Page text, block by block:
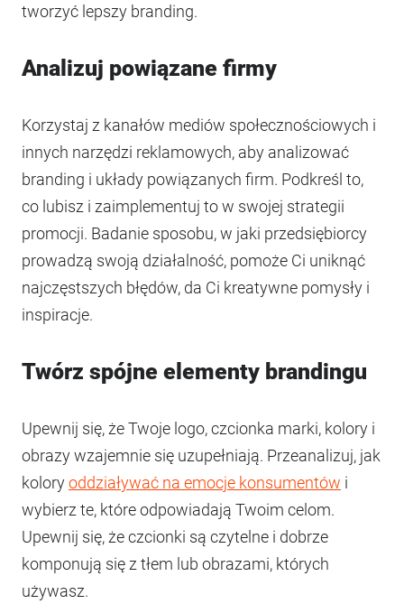
tworzyć lepszy branding.
Analizuj powiązane firmy
Korzystaj z kanałów mediów społecznościowych i
innych narzędzi reklamowych, aby analizować
branding i układy powiązanych firm. Podkreśl to,
co lubisz i zaimplementuj to w swojej strategii
promocji. Badanie sposobu, w jaki przedsiębiorcy
prowadzą swoją działalność, pomoże Ci uniknąć
najczęstszych błędów, da Ci kreatywne pomysły i
inspiracje.
Twórz spójne elementy brandingu
Upewnij się, że Twoje logo, czcionka marki, kolory i
obrazy wzajemnie się uzupełniają. Przeanalizuj, jak
koloryoddziaływać na emocje konsumentów i
wybierz te, które odpowiadają Twoim celom.
Upewnij się, że czcionki są czytelne i dobrze
komponują się z tłem lub obrazami, których
używasz.